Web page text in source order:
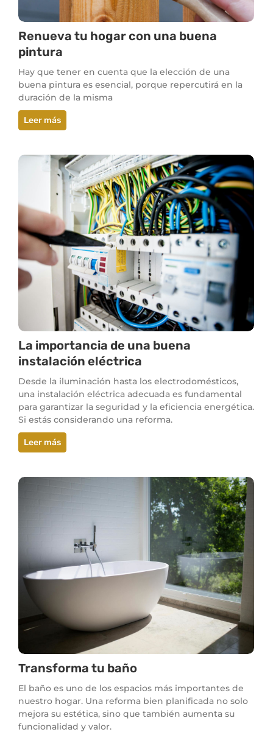
Renueva tu hogar con una buena
pintura
Hay que tener en cuenta que la elección de una
buena pintura es esencial, porque repercutirá en la
duración de la misma
Leer más
La importancia de una buena
instalación eléctrica
Desde la iluminación hasta los electrodomésticos,
una instalación eléctrica adecuada es fundamental
para garantizar la seguridad y la eficiencia energética.
Si estás considerando una reforma.
Leer más
Transforma tu baño
El baño es uno de los espacios más importantes de
nuestro hogar. Una reforma bien planificada no solo
mejora su estética, sino que también aumenta su
funcionalidad y valor.